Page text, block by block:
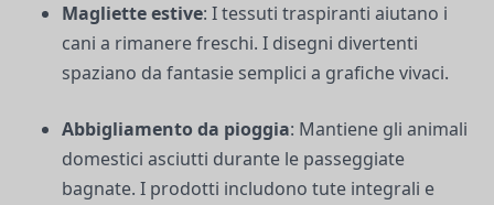
Magliette estive: I tessuti traspiranti aiutano i
cani a rimanere freschi. I disegni divertenti
spaziano da fantasie semplici a grafiche vivaci.
Abbigliamento da pioggia: Mantiene gli animali
domestici asciutti durante le passeggiate
bagnate. I prodotti includono tute integrali e